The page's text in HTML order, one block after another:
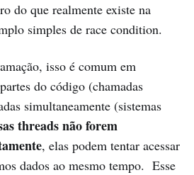
do que realmente existe na
simples de race condition.
isso é comum em
do código (chamadas
simultaneamente (sistemas
threads não forem
, elas podem tentar acessar
dados ao mesmo tempo. Esse